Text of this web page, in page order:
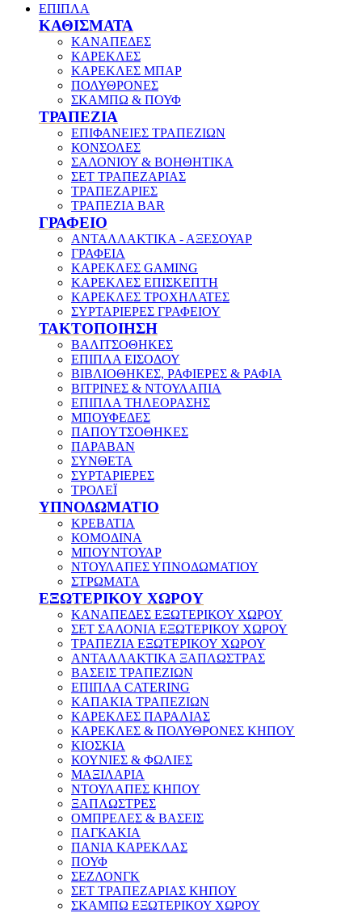
ΕΠΙΠΛΑ
ΚΑΘΙΣΜΑΤΑ
ΚΑΝΑΠΕΔΕΣ
ΚΑΡΕΚΛΕΣ
ΚΑΡΕΚΛΕΣ ΜΠΑΡ
ΠΟΛΥΘΡΟΝΕΣ
ΣΚΑΜΠΩ & ΠΟΥΦ
ΤΡΑΠΕΖΙΑ
ΕΠΙΦΑΝΕΙΕΣ ΤΡΑΠΕΖΙΩΝ
ΚΟΝΣΟΛΕΣ
ΣΑΛΟΝΙΟΥ & ΒΟΗΘΗΤΙΚΑ
ΣΕΤ ΤΡΑΠΕΖΑΡΙΑΣ
ΤΡΑΠΕΖΑΡΙΕΣ
ΤΡΑΠΕΖΙΑ BAR
ΓΡΑΦΕΙΟ
ΑΝΤΑΛΛΑΚΤΙΚΑ - ΑΞΕΣΟΥΑΡ
ΓΡΑΦΕΙΑ
ΚΑΡΕΚΛΕΣ GAMING
ΚΑΡΕΚΛΕΣ ΕΠΙΣΚΕΠΤΗ
ΚΑΡΕΚΛΕΣ ΤΡΟΧΗΛΑΤΕΣ
ΣΥΡΤΑΡΙΕΡΕΣ ΓΡΑΦΕΙΟΥ
ΤΑΚΤΟΠΟΙΗΣΗ
ΒΑΛΙΤΣΟΘΗΚΕΣ
ΕΠΙΠΛΑ ΕΙΣΟΔΟΥ
ΒΙΒΛΙΟΘΗΚΕΣ, ΡΑΦΙΕΡΕΣ & ΡΑΦΙΑ
ΒΙΤΡΙΝΕΣ & ΝΤΟΥΛΑΠΙΑ
ΕΠΙΠΛΑ ΤΗΛΕΟΡΑΣΗΣ
ΜΠΟΥΦΕΔΕΣ
ΠΑΠΟΥΤΣΟΘΗΚΕΣ
ΠΑΡΑΒΑΝ
ΣΥΝΘΕΤΑ
ΣΥΡΤΑΡΙΕΡΕΣ
ΤΡΟΛΕΪ
ΥΠΝΟΔΩΜΑΤΙΟ
ΚΡΕΒΑΤΙΑ
ΚΟΜΟΔΙΝΑ
ΜΠΟΥΝΤΟΥΑΡ
ΝΤΟΥΛΑΠΕΣ ΥΠΝΟΔΩΜΑΤΙΟΥ
ΣΤΡΩΜΑΤΑ
ΕΞΩΤΕΡΙΚΟΥ ΧΩΡΟΥ
ΚΑΝΑΠΕΔΕΣ ΕΞΩΤΕΡΙΚΟΥ ΧΩΡΟΥ
ΣΕΤ ΣΑΛΟΝΙΑ ΕΞΩΤΕΡΙΚΟΥ ΧΩΡΟΥ
ΤΡΑΠΕΖΙΑ ΕΞΩΤΕΡΙΚΟΥ ΧΩΡΟΥ
ΑΝΤΑΛΛΑΚΤΙΚΑ ΞΑΠΛΩΣΤΡΑΣ
ΒΑΣΕΙΣ ΤΡΑΠΕΖΙΩΝ
ΕΠΙΠΛΑ CATERING
ΚΑΠΑΚΙΑ ΤΡΑΠΕΖΙΩΝ
ΚΑΡΕΚΛΕΣ ΠΑΡΑΛΙΑΣ
ΚΑΡΕΚΛΕΣ & ΠΟΛΥΘΡΟΝΕΣ ΚΗΠΟΥ
ΚΙΟΣΚΙΑ
ΚΟΥΝΙΕΣ & ΦΩΛΙΕΣ
ΜΑΞΙΛΑΡΙΑ
ΝΤΟΥΛΑΠΕΣ ΚΗΠΟΥ
ΞΑΠΛΩΣΤΡΕΣ
ΟΜΠΡΕΛΕΣ & ΒΑΣΕΙΣ
ΠΑΓΚΑΚΙΑ
ΠΑΝΙΑ ΚΑΡΕΚΛΑΣ
ΠΟΥΦ
ΣΕΖΛΟΝΓΚ
ΣΕΤ ΤΡΑΠΕΖΑΡΙΑΣ ΚΗΠΟΥ
ΣΚΑΜΠΩ ΕΞΩΤΕΡΙΚΟΥ ΧΩΡΟΥ